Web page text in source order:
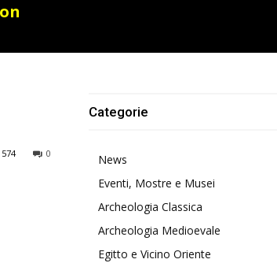
0
574
Categorie
News
Eventi, Mostre e Musei
Archeologia Classica
Archeologia Medioevale
Egitto e Vicino Oriente